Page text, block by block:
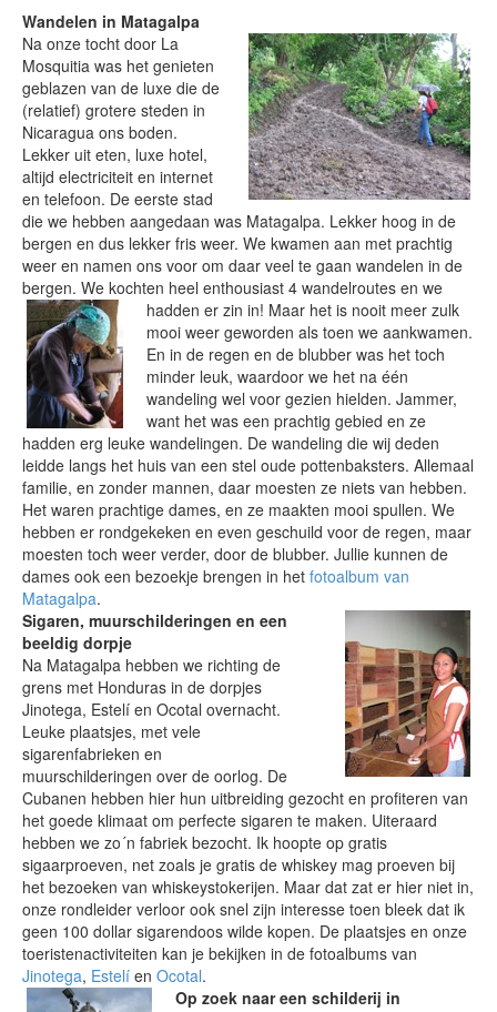
Wandelen in Matagalpa
Na onze tocht door La
Mosquitia was het genieten
geblazen van de luxe die de
(relatief) grotere steden in
Nicaragua ons boden.
Lekker uit eten, luxe hotel,
altijd electriciteit en internet
en telefoon. De eerste stad
die we hebben aangedaan was Matagalpa. Lekker hoog in de
bergen en dus lekker fris weer. We kwamen aan met prachtig
weer en namen ons voor om daar veel te gaan wandelen in de
bergen. We kochten heel enthousiast 4 wandelroutes en we
hadden er zin in! Maar het is nooit meer zulk
mooi weer geworden als toen we aankwamen.
En in de regen en de blubber was het toch
minder leuk, waardoor we het na één
wandeling wel voor gezien hielden. Jammer,
want het was een prachtig gebied en ze
hadden erg leuke wandelingen. De wandeling die wij deden
leidde langs het huis van een stel oude pottenbaksters. Allemaal
familie, en zonder mannen, daar moesten ze niets van hebben.
Het waren prachtige dames, en ze maakten mooi spullen. We
hebben er rondgekeken en even geschuild voor de regen, maar
moesten toch weer verder, door de blubber. Jullie kunnen de
dames ook een bezoekje brengen in het fotoalbum van
Matagalpa.
Sigaren, muurschilderingen en een
beeldig dorpje
Na Matagalpa hebben we richting de
grens met Honduras in de dorpjes
Jinotega, Estelí en Ocotal overnacht.
Leuke plaatsjes, met vele
sigarenfabrieken en
muurschilderingen over de oorlog. De
Cubanen hebben hier hun uitbreiding gezocht en profiteren van
het goede klimaat om perfecte sigaren te maken. Uiteraard
hebben we zo´n fabriek bezocht. Ik hoopte op gratis
sigaarproeven, net zoals je gratis de whiskey mag proeven bij
het bezoeken van whiskeystokerijen. Maar dat zat er hier niet in,
onze rondleider verloor ook snel zijn interesse toen bleek dat ik
geen 100 dollar sigarendoos wilde kopen. De plaatsjes en onze
toeristenactiviteiten kan je bekijken in de fotoalbums van
Jinotega, Estelí en Ocotal.
Op zoek naar een schilderij in